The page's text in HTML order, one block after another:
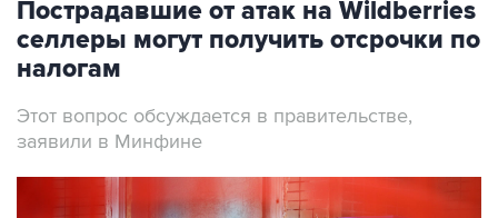
Пострадавшие от атак на Wildberries
селлеры могут получить отсрочки по
налогам
Этот вопрос обсуждается в правительстве,
заявили в Минфине